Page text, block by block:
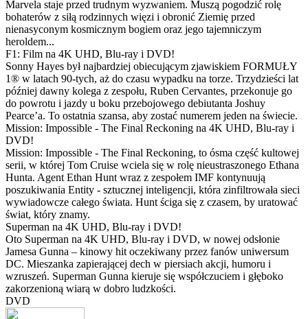
Marvela staje przed trudnym wyzwaniem. Muszą pogodzić rolę
bohaterów z siłą rodzinnych więzi i obronić Ziemię przed
nienasyconym kosmicznym bogiem oraz jego tajemniczym
heroldem...
F1: Film na 4K UHD, Blu-ray i DVD!
Sonny Hayes był najbardziej obiecującym zjawiskiem FORMUŁY
1® w latach 90-tych, aż do czasu wypadku na torze. Trzydzieści lat
później dawny kolega z zespołu, Ruben Cervantes, przekonuje go
do powrotu i jazdy u boku przebojowego debiutanta Joshuy
Pearce’a. To ostatnia szansa, aby zostać numerem jeden na świecie.
Mission: Impossible - The Final Reckoning na 4K UHD, Blu-ray i
DVD!
Mission: Impossible - The Final Reckoning, to ósma część kultowej
serii, w której Tom Cruise wciela się w rolę nieustraszonego Ethana
Hunta. Agent Ethan Hunt wraz z zespołem IMF kontynuują
poszukiwania Entity - sztucznej inteligencji, która zinfiltrowała sieci
wywiadowcze całego świata. Hunt ściga się z czasem, by uratować
świat, który znamy.
Superman na 4K UHD, Blu-ray i DVD!
Oto Superman na 4K UHD, Blu-ray i DVD, w nowej odsłonie
Jamesa Gunna – kinowy hit oczekiwany przez fanów uniwersum
DC. Mieszanka zapierającej dech w piersiach akcji, humoru i
wzruszeń. Superman Gunna kieruje się współczuciem i głęboko
zakorzenioną wiarą w dobro ludzkości.
DVD